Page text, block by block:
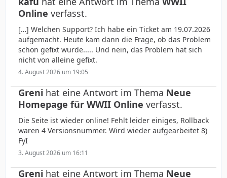
Online verfasst.
[…] Welchen Support? Ich habe ein Ticket am 19.07.2026
aufgemacht. Heute kam dann die Frage, ob das Problem
schon gefixt wurde..... Und nein, das Problem hat sich
nicht von alleine gefixt.
4. August 2026 um 19:05
Greni hat eine Antwort im Thema Neue
Homepage für WWII Online verfasst.
Die Seite ist wieder online! Fehlt leider einiges, Rollback
waren 4 Versionsnummer. Wird wieder aufgearbeitet 8)
FyI
3. August 2026 um 16:11
Greni hat eine Antwort im Thema Neue